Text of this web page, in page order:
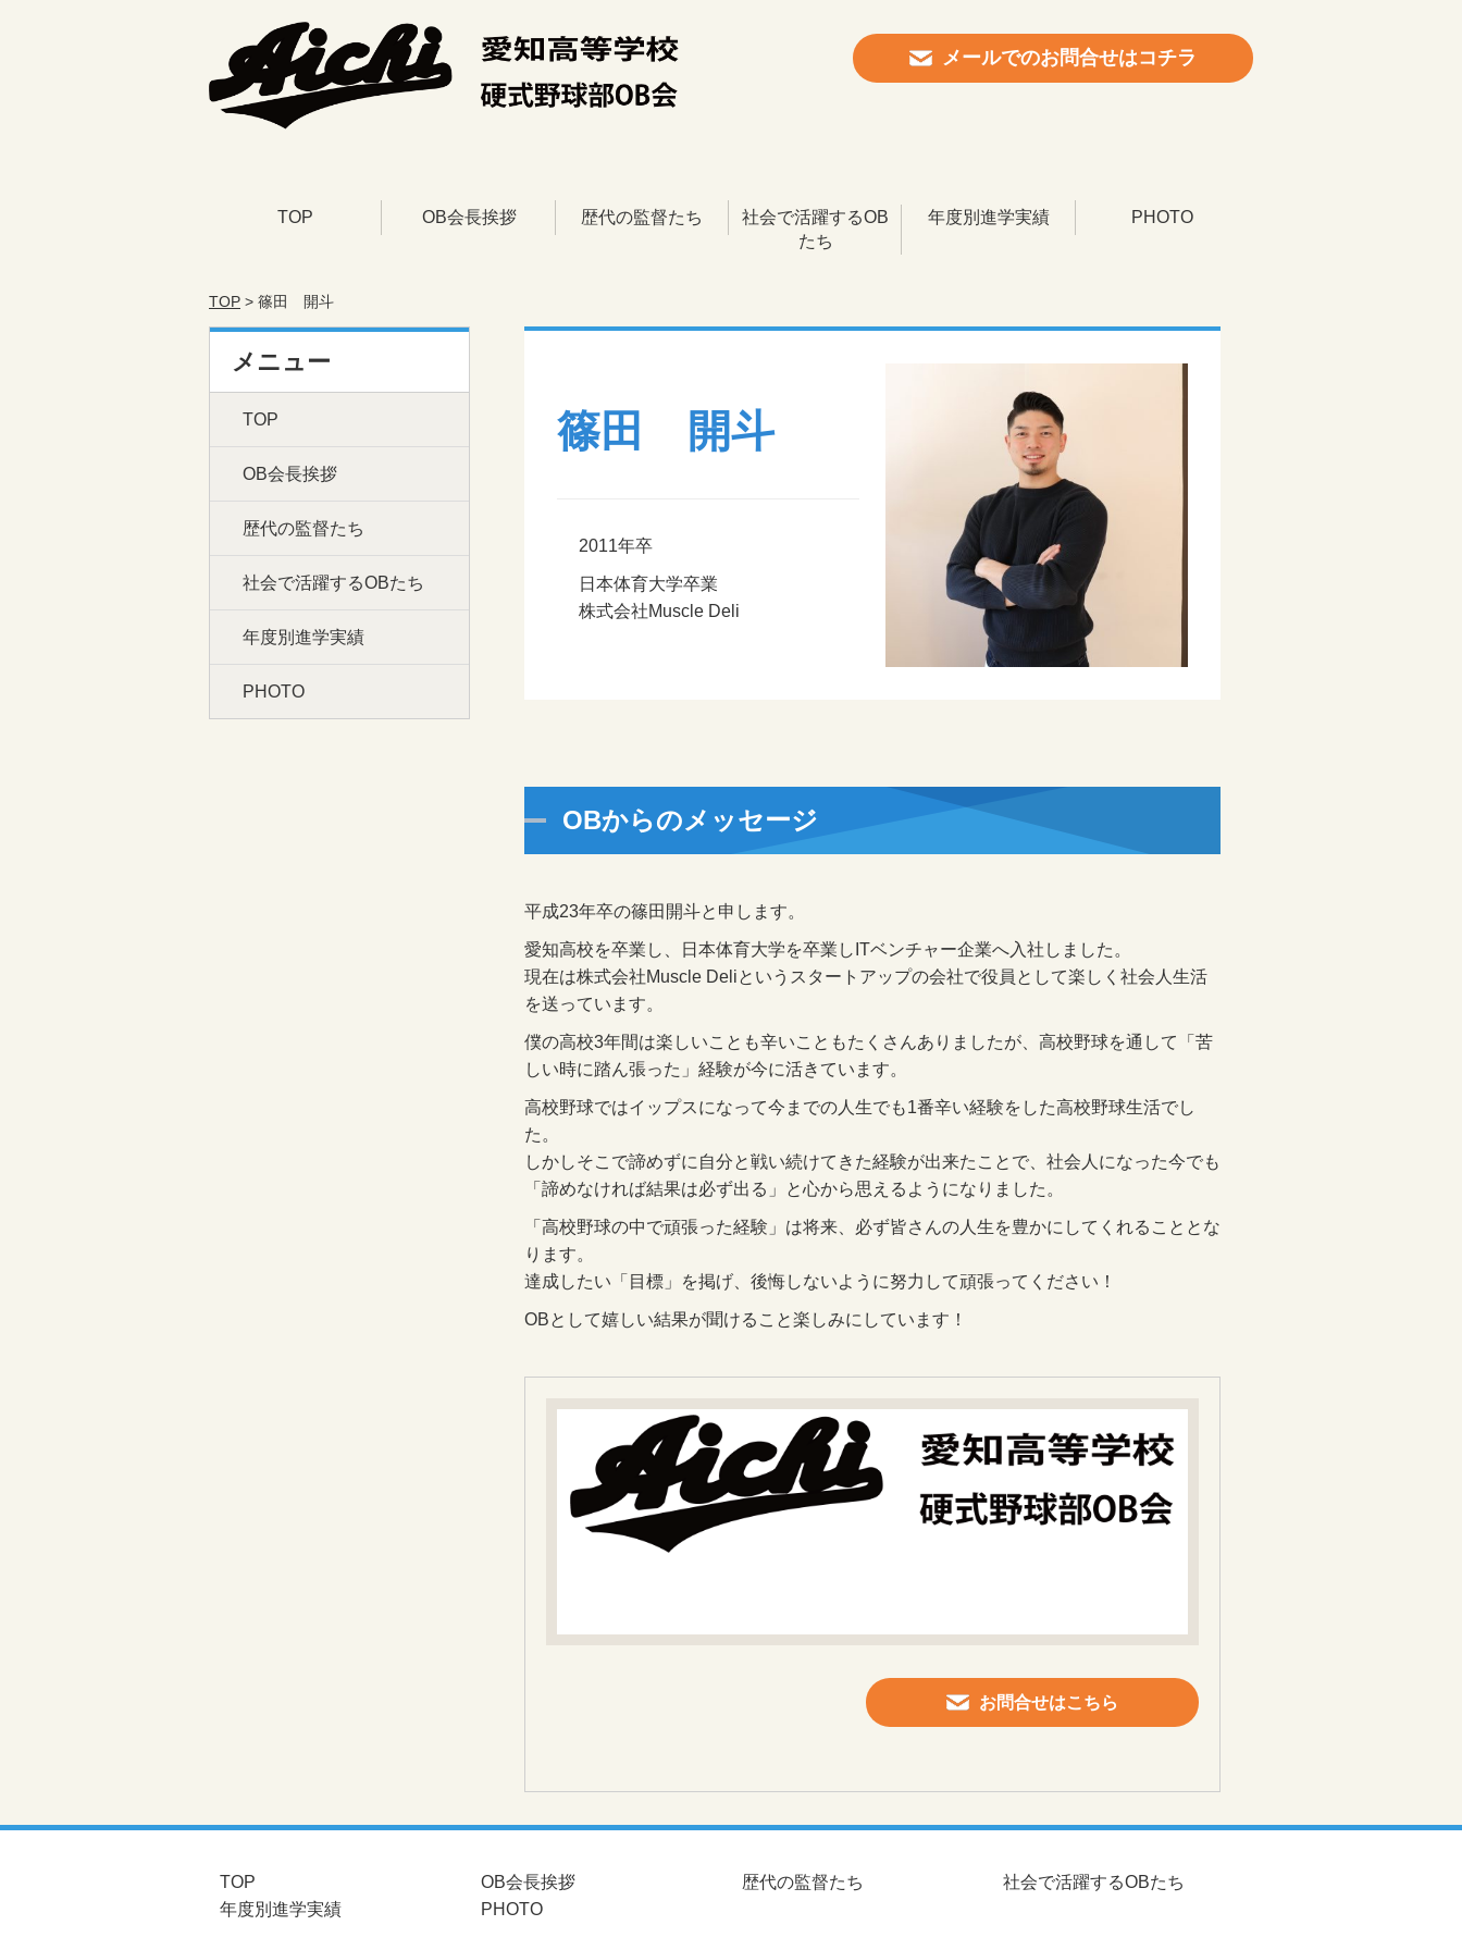
メールでのお問合せはコチラ
TOP OB会長挨拶 歴代の監督たち
社会で活躍するOB
たち
年度別進学実績 PHOTO
TOP > 篠田 開斗
篠田 開斗
2011年卒
日本体育大学卒業
株式会社Muscle Deli
OBからのメッセージ
平成23年卒の篠田開斗と申します。
愛知高校を卒業し、日本体育大学を卒業しITベンチャー企業へ入社しました。
現在は株式会社Muscle Deliというスタートアップの会社で役員として楽しく社会人生活
を送っています。
僕の高校3年間は楽しいことも辛いこともたくさんありましたが、高校野球を通して「苦
しい時に踏ん張った」経験が今に活きています。
高校野球ではイップスになって今までの人生でも1番辛い経験をした高校野球生活でし
た。
しかしそこで諦めずに自分と戦い続けてきた経験が出来たことで、社会人になった今でも
「諦めなければ結果は必ず出る」と心から思えるようになりました。
「高校野球の中で頑張った経験」は将来、必ず皆さんの人生を豊かにしてくれることとな
ります。
達成したい「目標」を掲げ、後悔しないように努力して頑張ってください！
OBとして嬉しい結果が聞けること楽しみにしています！
お問合せはこちら
メニュー
TOP
OB会長挨拶
歴代の監督たち
社会で活躍するOBたち
年度別進学実績
PHOTO
TOP OB会長挨拶 歴代の監督たち
社会で活躍するOBたち
年度別進学実績
PHOTO